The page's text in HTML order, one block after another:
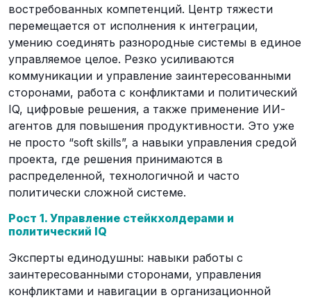
востребованных компетенций. Центр тяжести
перемещается от исполнения к интеграции,
умению соединять разнородные системы в единое
управляемое целое. Резко усиливаются
коммуникации и управление заинтересованными
сторонами, работа с конфликтами и политический
IQ, цифровые решения, а также применение ИИ-
агентов для повышения продуктивности. Это уже
не просто “soft skills”, а навыки управления средой
проекта, где решения принимаются в
распределенной, технологичной и часто
политически сложной системе.
Рост 1. Управление стейкхолдерами и
политический IQ
Эксперты единодушны: навыки работы с
заинтересованными сторонами, управления
конфликтами и навигации в организационной